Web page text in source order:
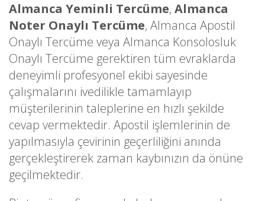
Almanca Yeminli Tercüme, Almanca
Noter Onaylı Tercüme, Almanca Apostil
Onaylı Tercüme veya Almanca Konsolosluk
Onaylı Tercüme gerektiren tüm evraklarda
deneyimli profesyonel ekibi sayesinde
çalışmalarını ivedilikle tamamlayıp
müşterilerinin taleplerine en hızlı şekilde
cevap vermektedir. Apostil işlemlerinin de
yapılmasıyla çevirinin geçerliliğini anında
gerçekleştirerek zaman kaybınızın da önüne
geçilmektedir.